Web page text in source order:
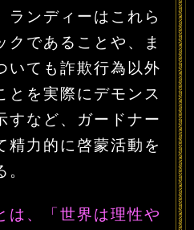
ランディーはこれら
クであることや、ま
いても詐欺行為以外
とを実際にデモンス
すなど、ガードナー
精力的に啓蒙活動を
、「世界は理性や